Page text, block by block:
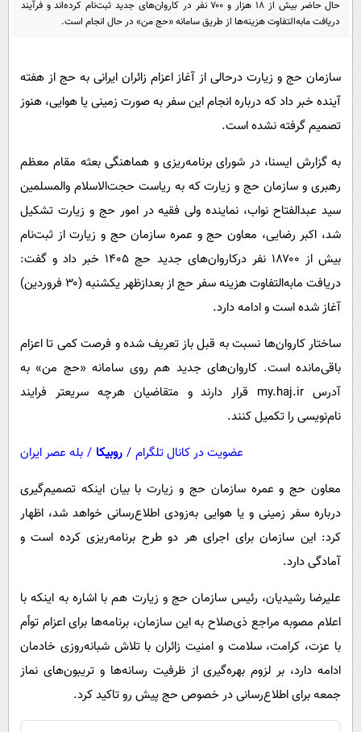
سرگرمی
حوادث
سلامت
فرهنگی
بین الملل
حیات وحش
پیامک
دانلود
حال حاضر بیش از ۱۸ هزار و ۷۰۰ نفر در کاروان‌های جدید ثبت‌نام کرده‌اند و فرآیند
دریافت مابه‌التفاوت هزینه‌ها از طریق سامانه «حج من» در حال انجام است.
سازمان حج و زیارت درحالی از آغاز اعزام زائران ایرانی به حج از هفته
آینده خبر داد که درباره انجام این سفر به صورت زمینی یا هوایی، هنوز
تصمیم گرفته نشده است.
به گزارش ایسنا، در شورای برنامه‌ریزی و هماهنگی بعثه مقام معظم
رهبری و سازمان حج و زیارت که به ریاست حجت‌الاسلام والمسلمین
سید عبدالفتاح نواب، نماینده ولی فقیه در امور حج و زیارت تشکیل
شد، اکبر رضایی، معاون حج و عمره سازمان حج و زیارت از ثبت‌نام
بیش از ۱۸۷۰۰ نفر درکاروان‌های جدید حج ۱۴۰۵ خبر داد و گفت:
دریافت مابه‌التفاوت هزینه سفر حج از بعدازظهر یکشنبه (۳۰ فروردین)
آغاز شده است و ادامه دارد.
ساختار کاروان‌ها نسبت به قبل باز تعریف شده و فرصت کمی تا اعزام
باقی‌مانده است. کاروان‌های جدید هم روی سامانه «حج من» به
آدرس my.haj.ir قرار دارند و متقاضیان هرچه سریعتر فرایند
نام‌نویسی را تکمیل کنند.
عضویت در کانال تلگرام / روبیکا / بله عصر ایران
معاون حج و عمره سازمان حج و زیارت با بیان اینکه تصمیم‌گیری
درباره سفر زمینی و یا هوایی به‌زودی اطلاع‌رسانی خواهد شد، اظهار
کرد: این سازمان برای اجرای هر دو طرح برنامه‌ریزی کرده است و
آمادگی دارد.
علیرضا رشیدیان، رئیس سازمان حج و زیارت هم با اشاره به اینکه با
اعلام مصوبه مراجع ذی‌صلاح به این سازمان، برنامه‌ها برای اعزام توأم
با عزت، کرامت، سلامت و امنیت زائران با تلاش شبانه‌روزی خادمان
ادامه دارد، بر لزوم بهره‌گیری از ظرفیت رسانه‌ها و تریبون‌های نماز
جمعه برای اطلاع‌رسانی در خصوص حج پیش رو تاکید کرد.